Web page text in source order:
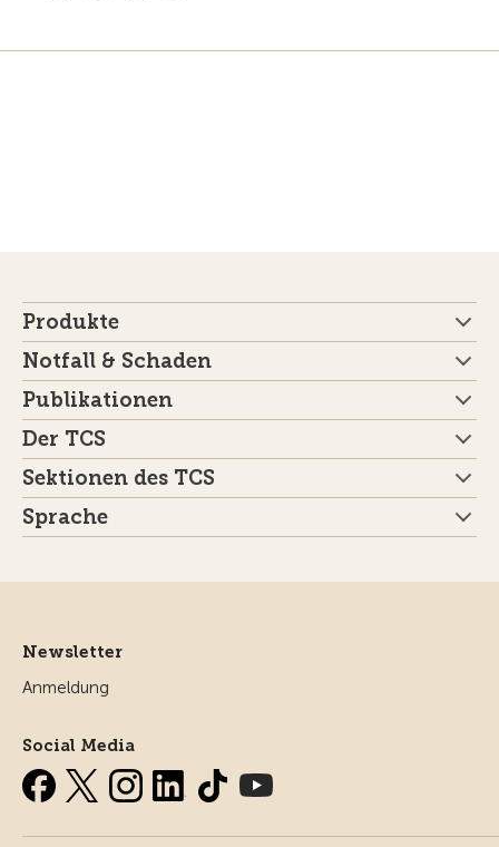
Produkte
Notfall & Schaden
Publikationen
Der TCS
Sektionen des TCS
Sprache
Newsletter
Anmeldung
Social Media